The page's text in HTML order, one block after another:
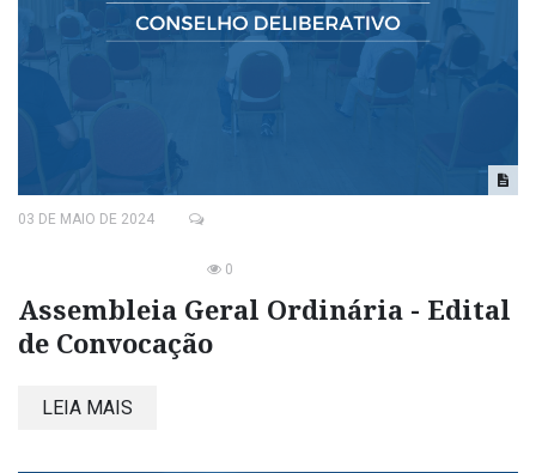
03 DE MAIO DE 2024
0
Assembleia Geral Ordinária - Edital
de Convocação
LEIA MAIS